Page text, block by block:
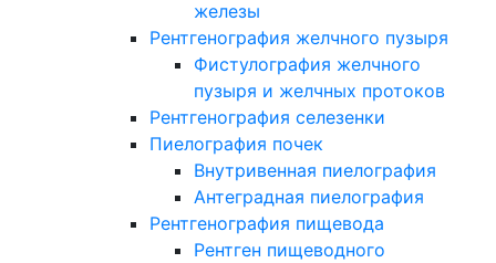
железы
Рентгенография желчного пузыря
Фистулография желчного
пузыря и желчных протоков
Рентгенография селезенки
Пиелография почек
Внутривенная пиелография
Антеградная пиелография
Рентгенография пищевода
Рентген пищеводного